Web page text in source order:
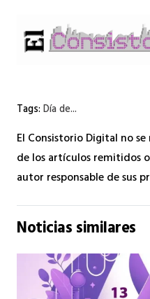
Tags:Día de...
El Consistorio Digital no
de los artículos remitidos
autor responsable de sus
Noticias similares